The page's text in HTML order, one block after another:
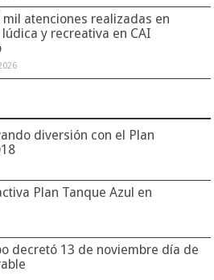
mil atenciones realizadas en
y recreativa en CAI
diversión con el Plan
Plan Tanque Azul en
decretó 13 de noviembre día de